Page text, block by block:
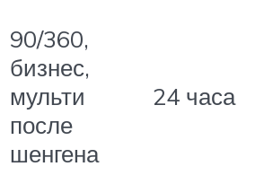
90/360,
бизнес,
мульти
после
шенгена
24 часа